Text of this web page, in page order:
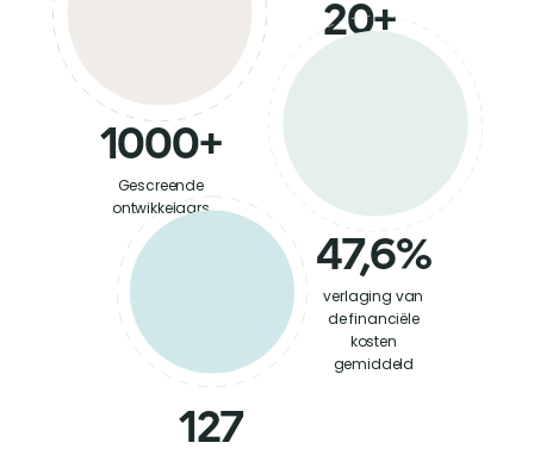
1000+
Gescreende
ontwikkelaars
20+
Landen actief
47,6%
verlaging van
de financiële
kosten
gemiddeld
127